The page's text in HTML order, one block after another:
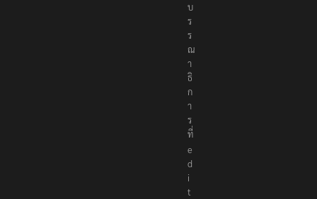
บ
ร
ร
ณ
า
ธิ
ก
า
ร
ที่
e
d
i
t